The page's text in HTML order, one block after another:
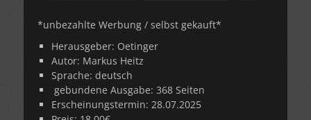
*unbezahlte Werbung / selbst gekauft*
Herausgeber: Oetinger
Autor: Markus Heitz
Sprache: deutsch
gebundene Ausgabe: 368 Seiten
Erscheinungstermin: 28.07.2025